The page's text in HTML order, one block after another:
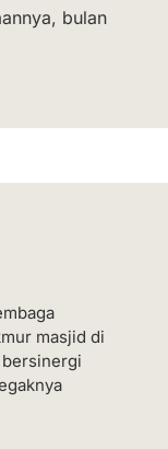
bulan
masjid di